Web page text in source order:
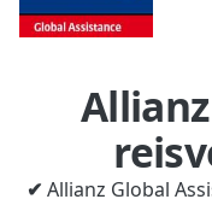
✔ Allianz Global